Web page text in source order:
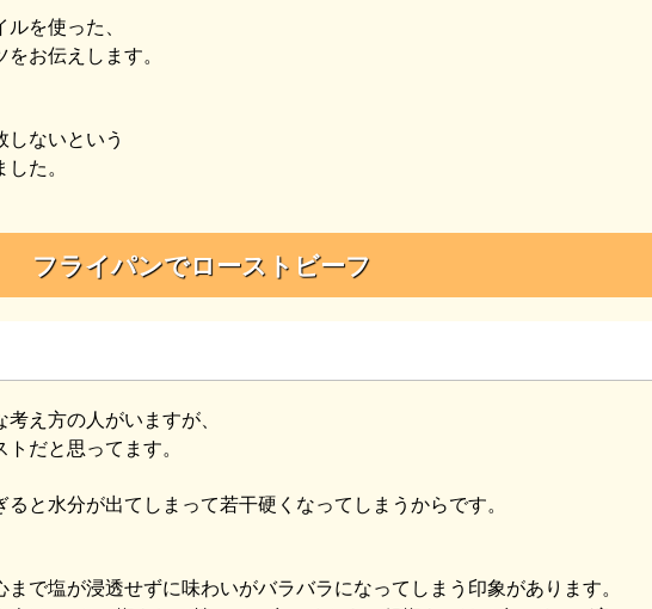
を使った、
お伝えします。
ないという
た。
フライパンでローストビーフ
え方の人がいますが、
だと思ってます。
と水分が出てしまって若干硬くなってしまうからです。
で塩が浸透せずに味わいがバラバラになってしまう印象があります。